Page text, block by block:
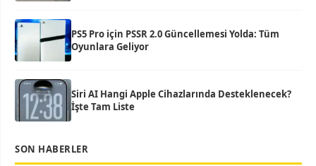
PS5 Pro için PSSR 2.0 Güncellemesi Yolda: Tüm
Oyunlara Geliyor
Siri AI Hangi Apple Cihazlarında Desteklenecek?
İşte Tam Liste
SON HABERLER